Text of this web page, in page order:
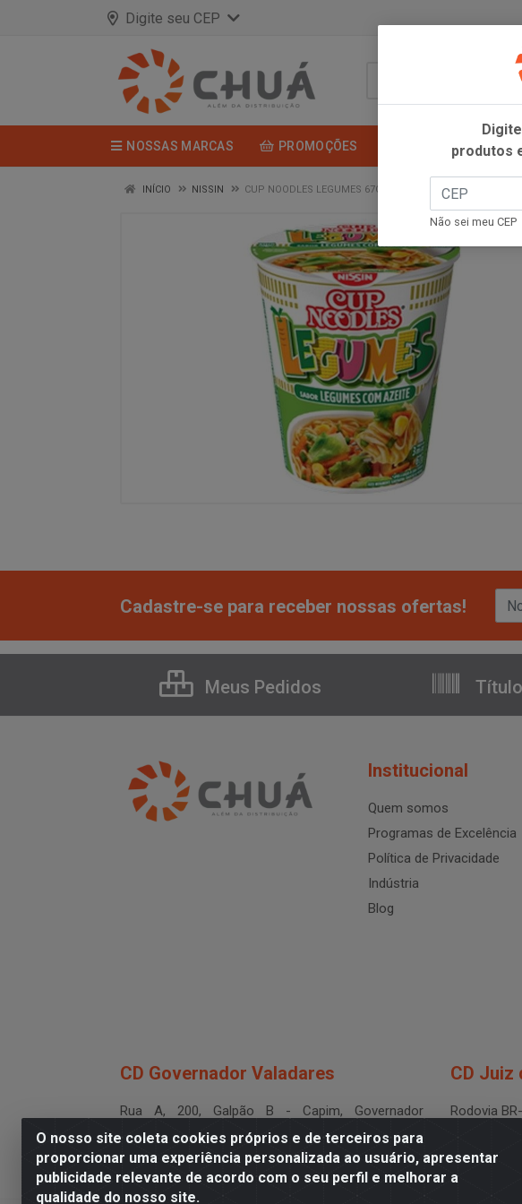
Digite seu CEP
NOSSAS MARCAS PROMOÇÕES
INÍCIO NISSIN CUP NOODLES LEGUMES 67G NISSIN
O nosso site coleta cookies próprios e de terceiros para
proporcionar uma experiência personalizada ao usuário, apresentar
publicidade relevante de acordo com o seu perfil e melhorar a
qualidade do nosso site.
Cadastre-se para receber nossas ofertas!
Meus Pedidos
Institucional
Quem somos
Programas de Excelência
Política de Privacidade
Indústria
Blog
CD Governador Valadares
Rua A, 200, Galpão B - Capim, Governador
Valadares/MG - CEP 35.024-400
CNPJ 19.199.702/0003-36
CD Juiz
Rodovia
LOG - São
CNPJ
produtos
Não sei meu CEP